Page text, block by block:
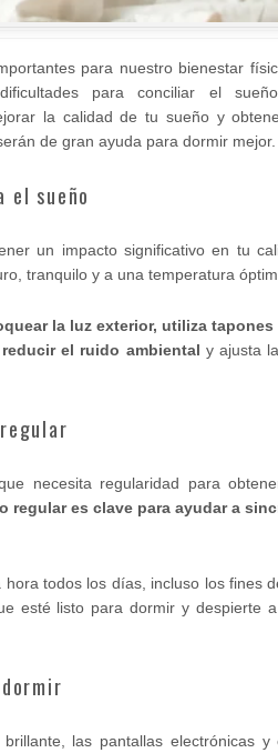
para nuestro bienestar
para conciliar el
la calidad de tu sueño y
de gran ayuda para dormir mejor.
el sueño
un impacto significativo en tu
tranquilo y a una temperatura
la luz exterior, utiliza
el ruido ambiental y ajusta
necesita regularidad para
regular es clave para ayudar a
todos los días, incluso los fines
esté listo para dormir y despierte
las pantallas electrónicas y